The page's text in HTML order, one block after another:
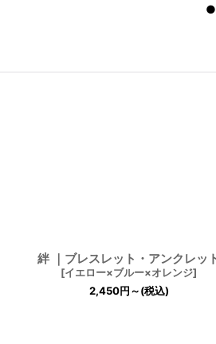
●
絆 ｜ブレスレット・アンクレッ
[イエロー×ブルー×オレンジ]
2,450円～(税込)